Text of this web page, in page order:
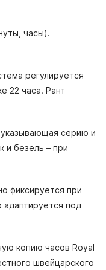
часы).
регулируется
22 часа. Рант
серию и
и безель – при
фиксируется при
под
копию часов Royal
швейцарского